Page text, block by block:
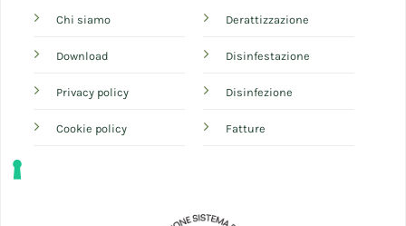
Chi siamo
Download
Privacy policy
Cookie policy
Derattizzazione
Disinfestazione
Disinfezione
Fatture